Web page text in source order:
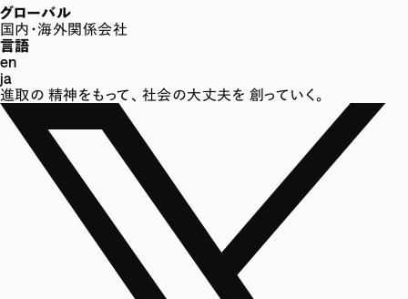
グローバル
国内・海外関係会社
言語
en
ja
進取の 精神をもって、 社会の大丈夫を 創っていく。